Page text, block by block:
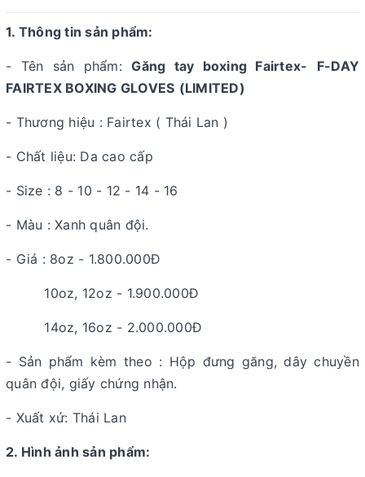
1. Thông tin sản phẩm:
- Tên sản phẩm:Găng tay boxing Fairtex-
F-DAY
FAIRTEX BOXING GLOVES (LIMITED)
- Thương hiệu : Fairtex ( Thái Lan )
- Chất liệu: Da cao cấp
- Size : 8 - 10 - 12 - 14 - 16
- Màu : Xanh quân đội.
- Giá : 8oz - 1.800.000Đ
10oz, 12oz - 1.900.000Đ
14oz, 16oz - 2.000.000Đ
- Sản phẩm kèm theo : Hộp đưng găng, dây chuyền
quân đội, giấy chứng nhận.
- Xuất xứ: Thái Lan
2. Hình ảnh sản phẩm: